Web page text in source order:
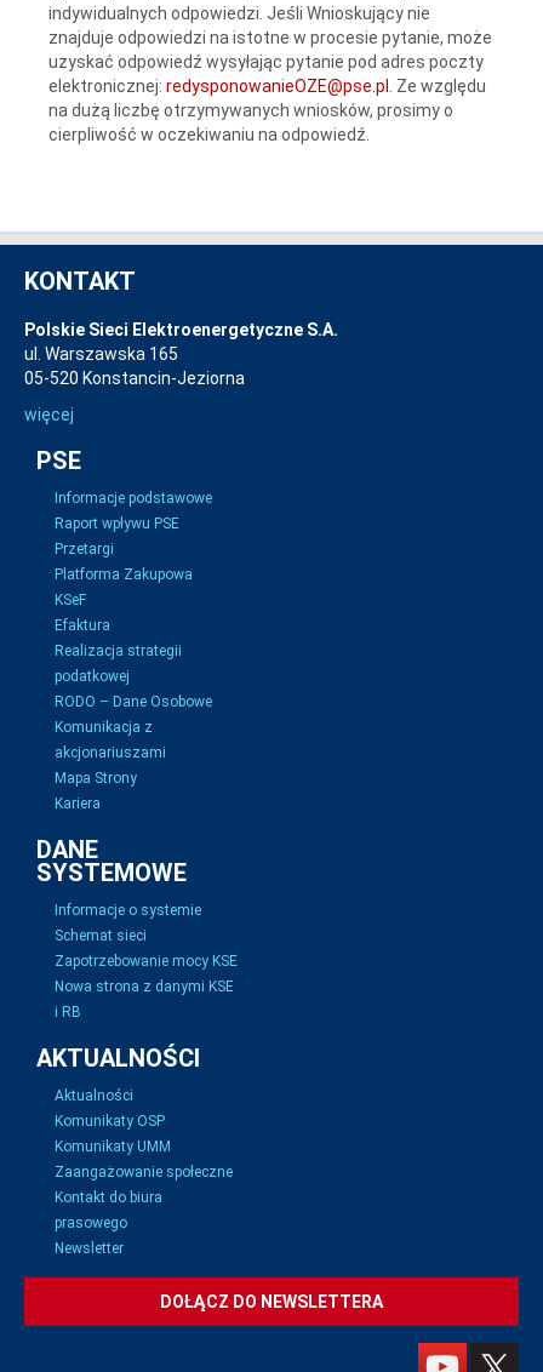
indywidualnych odpowiedzi. Jeśli Wnioskujący nie
znajduje odpowiedzi na istotne w procesie pytanie, może
uzyskać odpowiedź wysyłając pytanie pod adres poczty
elektronicznej: redysponowanieOZE@pse.pl
. Ze względu
na dużą liczbę otrzymywanych wniosków, prosimy o
cierpliwość w oczekiwaniu na odpowiedź.
KONTAKT
Polskie Sieci Elektroenergetyczne S.A.
ul. Warszawska 165
05-520 Konstancin-Jeziorna
więcej
PSE
Informacje podstawowe
Raport wpływu PSE
Przetargi
Platforma Zakupowa
KSeF
Efaktura
Realizacja strategii
podatkowej
RODO – Dane Osobowe
Komunikacja z
akcjonariuszami
Mapa Strony
Kariera
DANE
SYSTEMOWE
Informacje o systemie
Schemat sieci
Zapotrzebowanie mocy KSE
Nowa strona z danymi KSE
i RB
AKTUALNOŚCI
Aktualności
Komunikaty OSP
Komunikaty UMM
Zaangażowanie społeczne
Kontakt do biura
prasowego
Newsletter
DOŁĄCZ DO NEWSLETTERA